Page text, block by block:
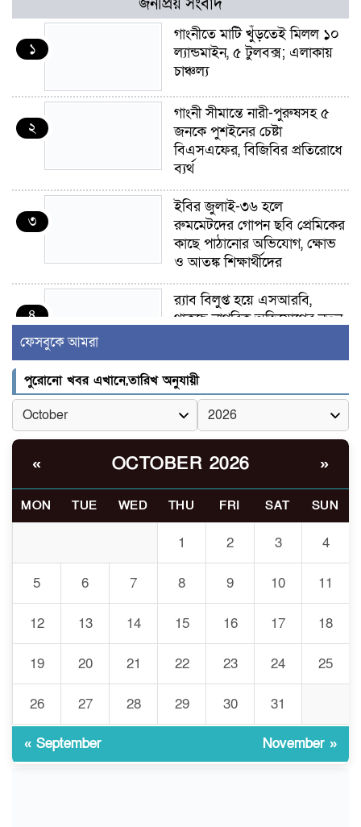
জনপ্রিয় সংবাদ
১
গাংনীতে মাটি খুঁড়তেই মিলল ১০
ল্যান্ডমাইন, ৫ টুলবক্স; এলাকায়
চাঞ্চল্য
২
গাংনী সীমান্তে নারী-পুরুষসহ ৫
জনকে পুশইনের চেষ্টা
বিএসএফের, বিজিবির প্রতিরোধে
ব্যর্থ
৩
ইবির জুলাই-৩৬ হলে
রুমমেটদের গোপন ছবি প্রেমিকের
কাছে পাঠানোর অভিযোগ, ক্ষোভ
ও আতঙ্ক শিক্ষার্থীদের
৪
র‍্যাব বিলুপ্ত হয়ে এসআরবি,
থাকছে নাগরিক অভিযোগের নতুন
৫
খোকসায় বিএনপি নেতা নাফিজ
আহমেদ রাজুর ওপর সশস্ত্র হামলা,
গুরুতর আহত
৬
সাঈদীর ছবিতে জুতা
আমির হামজা
ইসলামী বিশ্ববিদ্যালয়র ৪৪
তৎপরতার অভিযোগ/ তদন্তে
গঠিত হলো উচ্চপর্যায়ের কমিটি
৮
মাত্র ৯১ টন ভারতীয় মরিচেই
ভেঙে পড়ল বাজার/৪০০ টাকা
কেজি দাম কে ধরে রেখেছিল?
৯
জুলাই আন্দোলন ছিল সম্মিলিত,
লক্ষ্য হওয়া উচিত ঐক্য ও
ফেসবুকে আমরা
পুরোনো খবর এখানে,তারিখ অনুযায়ী
« OCTOBER 2026 »
MON TUE WED THU FRI SAT SUN
1 2 3 4
5 6 7 8 9 10 11
12 13 14 15 16 17 18
19 20 21 22 23 24 25
26 27 28 29 30 31
« September November »